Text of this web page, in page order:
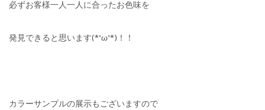
必ずお客様一人一人に合ったお色味を
発見できると思います(*’ω’*)！！
カラーサンプルの展示もございますので